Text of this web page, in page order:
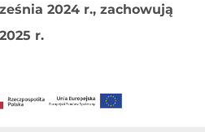
2024 r., zachowują
r.